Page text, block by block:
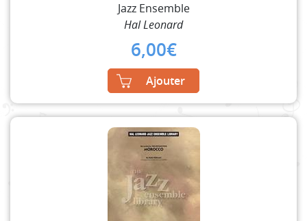
Jazz Ensemble
Hal Leonard
6,00€
Ajouter